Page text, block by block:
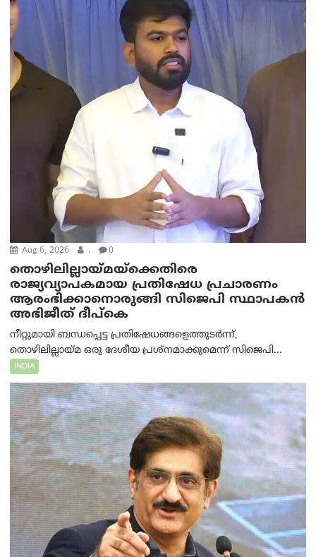
Aug 6, 2026 . 0
തൊഴിലില്ലായ്മയ്ക്കെതിരെ
രാജ്യവ്യാപകമായ പ്രതിഷേധ പ്രചാരണം
ആരംഭിക്കാനൊരുങ്ങി സിജെപി സ്ഥാപകന്‍
അഭിജീത് ദീപ്കെ
നീറ്റുമായി ബന്ധപ്പെട്ട പ്രതിഷേധങ്ങളെത്തുടർന്ന്,
തൊഴിലില്ലായ്മ ഒരു ദേശീയ പ്രശ്നമാക്കുമെന്ന് സിജെപി...
INDIA